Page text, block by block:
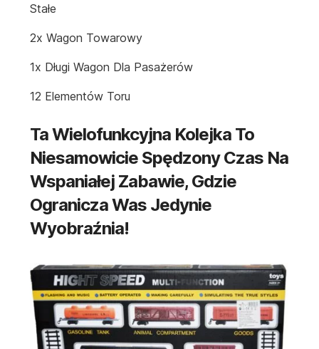
Stałe
2x Wagon Towarowy
1x Długi Wagon Dla Pasażerów
12 Elementów Toru
Ta Wielofunkcyjna Kolejka To
Niesamowicie Spędzony Czas Na
Wspaniałej Zabawie, Gdzie
Ogranicza Was Jedynie
Wyobraźnia!